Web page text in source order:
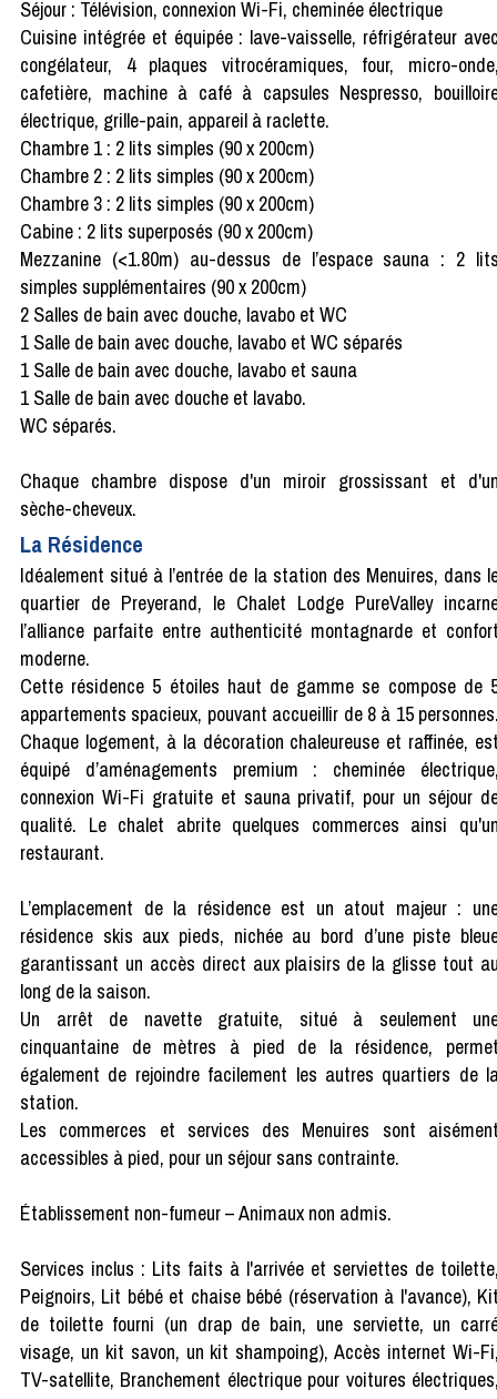
Séjour : Télévision, connexion Wi-Fi, cheminée électrique
Cuisine intégrée et équipée : lave-vaisselle, réfrigérateur
congélateur, 4 plaques vitrocéramiques, four, micro-
cafetière, machine à café à capsules Nespresso,
électrique, grille-pain, appareil à raclette.
Chambre 1 : 2 lits simples (90 x 200cm)
Chambre 2 : 2 lits simples (90 x 200cm)
Chambre 3 : 2 lits simples (90 x 200cm)
Cabine : 2 lits superposés (90 x 200cm)
Mezzanine (<1.80m) au-dessus de l’espace sauna : 2
simples supplémentaires (90 x 200cm)
2 Salles de bain avec douche, lavabo et WC
1 Salle de bain avec douche, lavabo et WC séparés
1 Salle de bain avec douche, lavabo et sauna
1 Salle de bain avec douche et lavabo.
WC séparés.
Chaque chambre dispose d'un miroir grossissant et
sèche-cheveux.
La Résidence
Idéalement situé à l’entrée de la station des Menuires, dans
quartier de Preyerand, le Chalet Lodge PureValley
l’alliance parfaite entre authenticité montagnarde et
moderne.
Cette résidence 5 étoiles haut de gamme se compose de
appartements spacieux, pouvant accueillir de 8 à 15
Chaque logement, à la décoration chaleureuse et raffinée,
équipé d’aménagements premium : cheminée
connexion Wi-Fi gratuite et sauna privatif, pour un séjour
qualité. Le chalet abrite quelques commerces ainsi
restaurant.
L’emplacement de la résidence est un atout majeur :
résidence skis aux pieds, nichée au bord d’une piste
garantissant un accès direct aux plaisirs de la glisse tout
long de la saison.
Un arrêt de navette gratuite, situé à seulement
cinquantaine de mètres à pied de la résidence,
également de rejoindre facilement les autres quartiers de
station.
Les commerces et services des Menuires sont
accessibles à pied, pour un séjour sans contrainte.
Établissement non-fumeur – Animaux non admis.
Services inclus : Lits faits à l'arrivée et serviettes de
Peignoirs, Lit bébé et chaise bébé (réservation à l'avance),
de toilette fourni (un drap de bain, une serviette, un
visage, un kit savon, un kit shampoing), Accès internet Wi-
TV-satellite, Branchement électrique pour voitures